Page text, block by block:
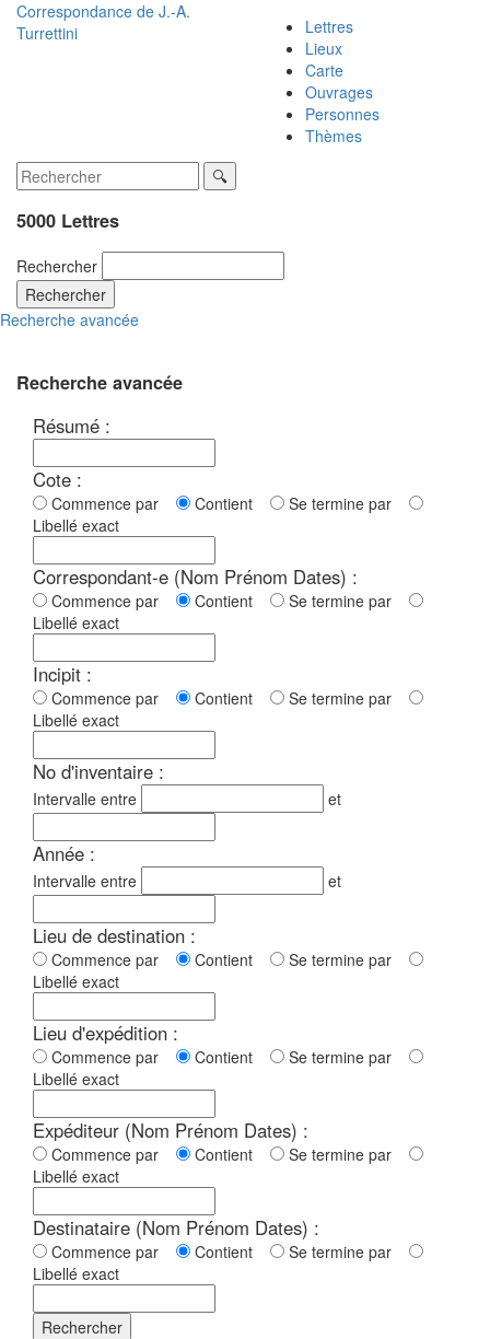
Correspondance de J.-A.
Turrettini
Lettres
Lieux
Carte
Ouvrages
Personnes
Thèmes
5000 Lettres
Rechercher
Rechercher
Recherche avancée
Recherche avancée
Résumé :
Cote :
Commence par Contient
Se termine par
Libellé exact
Correspondant-e (Nom Prénom Dates) :
Commence par Contient
Se termine par
Libellé exact
Incipit :
Commence par Contient
Se termine par
Libellé exact
No d'inventaire :
Intervalle entre et
Année :
Intervalle entre et
Lieu de destination :
Commence par Contient
Se termine par
Libellé exact
Lieu d'expédition :
Commence par Contient
Se termine par
Libellé exact
Expéditeur (Nom Prénom Dates) :
Commence par Contient
Se termine par
Libellé exact
Destinataire (Nom Prénom Dates) :
Commence par Contient
Se termine par
Libellé exact
Rechercher